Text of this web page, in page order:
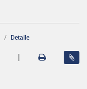
Detalle
|